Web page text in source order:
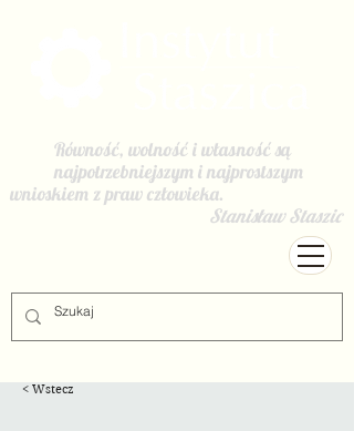
Równość, wolność i własność są
najpotrzebniejszym i najprostszym
wnioskiem z praw człowieka.
Stanisław Staszic
< Wstecz